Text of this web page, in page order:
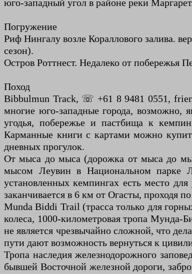
юго-западный угол в районе реки
Погружение
Риф Нингалу возле Кораллового залива.
сезон).
Остров Роттнест. Недалеко от побережья
Поход
Bibbulmun Track, ☏ +61 8 9481 0551,
многие юго-западные города, возможно,
угодья, побережье и пастбища к
Карманные книги с картами можно
дневных прогулок.
От мыса до мыса (дорожка от мыса до
мысом Леувин в Национальном парке
установленных кемпингах есть место
заканчивается в 6 км от Огасты, проходя
Munda Biddi Trail (трасса только для
колеса, 1000-километровая тропа Мунда-
не является чрезвычайно сложной, что
пути дают возможность вернуться к
Тропа наследия железнодорожного
бывшей Восточной железной дороги,